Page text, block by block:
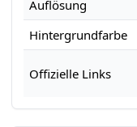
Auflösung
Hintergrundfarbe
Offizielle Links